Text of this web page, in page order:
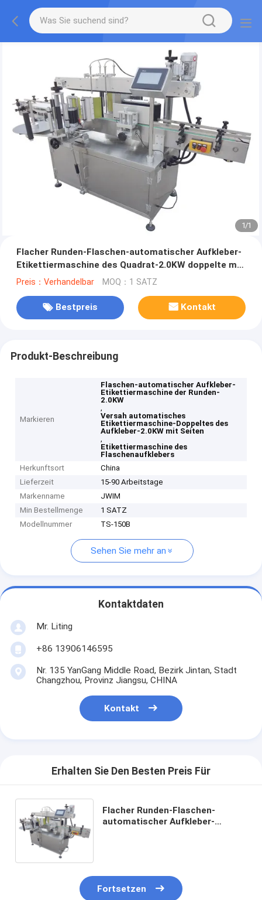
1/1
Flacher Runden-Flaschen-automatischer Aufkleber-
Etikettiermaschine des Quadrat-2.0KW doppelte mit
Seiten versehene Markierung
Preis：Verhandelbar MOQ：1 SATZ
Bestpreis Kontakt
Produkt-Beschreibung
Markieren
Flaschen-automatischer Aufkleber-
Etikettiermaschine der Runden-
2.0KW
,
Versah automatisches
Etikettiermaschine-Doppeltes des
Aufkleber-2.0KW mit Seiten
,
Etikettiermaschine des
Flaschenaufklebers
Herkunftsort
China
Lieferzeit
15-90 Arbeitstage
Markenname
JWIM
Min Bestellmenge
1 SATZ
Modellnummer
TS-150B
Sehen Sie mehr an
Kontaktdaten
Mr. Liting
+86 13906146595
Nr. 135 YanGang Middle Road, Bezirk Jintan, Stadt
Changzhou, Provinz Jiangsu, CHINA
Kontakt
Erhalten Sie Den Besten Preis Für
Flacher Runden-Flaschen-
automatischer Aufkleber-
Fortsetzen